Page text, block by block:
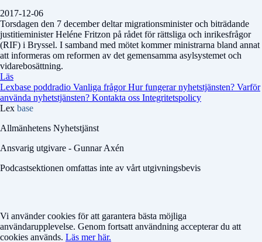
2017-12-06
Torsdagen den 7 december deltar migrationsminister och biträdande
justitieminister Heléne Fritzon på rådet för rättsliga och inrikesfrågor
(RIF) i Bryssel. I samband med mötet kommer ministrarna bland annat
att informeras om reformen av det gemensamma asylsystemet och
vidarebosättning.
Läs
Lexbase poddradio Vanliga frågorHur fungerar nyhetstjänsten? Varför
använda nyhetstjänsten? Kontakta oss Integritetspolicy
Lex base
Allmänhetens Nyhetstjänst
Ansvarig utgivare - Gunnar Axén
Podcastsektionen omfattas inte av vårt utgivningsbevis
Vi använder cookies för att garantera bästa möjliga
användarupplevelse. Genom fortsatt användning accepterar du att
cookies används. Läs mer här.